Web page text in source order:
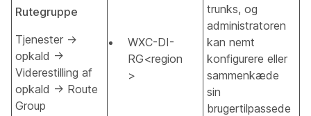
Rutegruppe
Tjenester →
opkald →
Viderestilling af
opkald → Route
Group
WXC-DI-
RG<region
>
trunks, og
administratoren
kan nemt
konfigurere eller
sammenkæde
sin
brugertilpassede